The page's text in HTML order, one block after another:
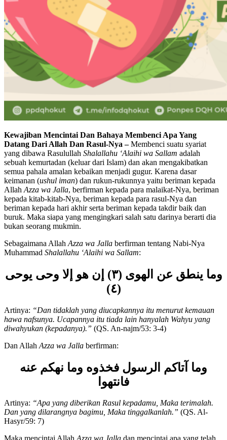
Kewajiban Mencintai Dan Bahaya Membenci Apa Yang
Datang Dari Allah Dan Rasul-Nya –Membenci suatu syariat
yang dibawa RasulullahShalallahu ‘Alaihi wa Sallamadalah
sebuah kemurtadan (keluar dari Islam) dan akan mengakibatkan
semua pahala amalan kebaikan menjadi gugur. Karena dasar
keimanan ( ushul iman) dan rukun-rukunnya yaitu beriman kepada
AllahAzza wa Jalla, berfirman kepada para malaikat-Nya, beriman
kepada kitab-kitab-Nya, beriman kepada para rasul-Nya dan
beriman kepada hari akhir serta beriman kepada takdir baik dan
buruk. Maka siapa yang mengingkari salah satu darinya berarti dia
Sebagaimana AllahAzza wa Jallaberfirman tentang Nabi-Nya
وما ينطق عن الهوى (٣) إن هو إلا وحى يوحى
(٤)
Artinya:“Dan tidaklah yang diucapkannya itu menurut kemauan
hawa nafsunya. Ucapannya itu tiada lain hanyalah Wahyu yang
وما آتاكم الرسول فخذوه وما نهكم عنه
فانتهوا
Artinya:“ Apa yang diberikan Rasul kepadamu, Maka terimalah.
Dan yang dilarangnya bagimu, Maka tinggalkanlah.